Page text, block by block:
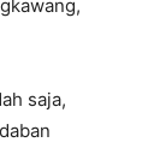
saja,